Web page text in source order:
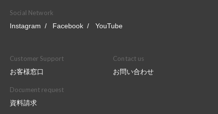
Social Network
Instagram
Facebook YouTube
Customer Support
お客様窓口
Contact us
お問い合わせ
Document request
資料請求